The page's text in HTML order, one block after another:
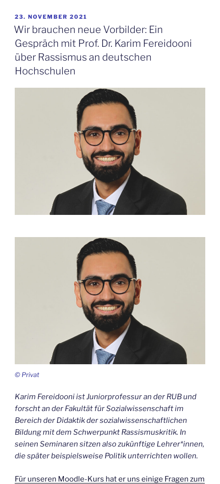
VERÖFFENTLICHT
AM
23. NOVEMBER 2021
Wir brauchen neue Vorbilder: Ein
Gespräch mit Prof. Dr. Karim Fereidooni
über Rassismus an deutschen
Hochschulen
© Privat
Karim Fereidooni ist Juniorprofessur an der RUB und
forscht an der Fakultät für Sozialwissenschaft im
Bereich der Didaktik der sozialwissenschaftlichen
Bildung mit dem Schwerpunkt Rassismuskritik. In
seinen Seminaren sitzen also zukünftige Lehrer*innen,
die später beispielsweise Politik unterrichten wollen.
Für unseren Moodle-Kurs hat er uns einige Fragen zum